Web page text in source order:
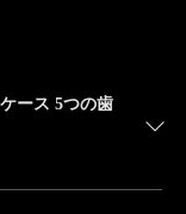
ース 5つの歯